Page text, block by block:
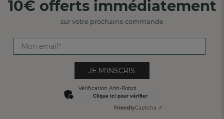
10€ offerts immédiatement
sur votre prochaine commande
JE M'INSCRIS
Vérification Anti-Robot
Clique ici pour vérifier
FriendlyCaptcha ⇗